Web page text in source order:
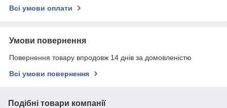
Всі умови оплати
Умови повернення
Повернення товару впродовж 14 днів за домовленістю
Всі умови повернення
Подібні товари компанії